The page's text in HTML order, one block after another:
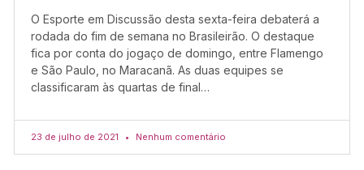
O Esporte em Discussão desta sexta-feira debaterá a
rodada do fim de semana no Brasileirão. O destaque
fica por conta do jogaço de domingo, entre Flamengo
e São Paulo, no Maracanã. As duas equipes se
classificaram às quartas de final…
23 de julho de 2021 Nenhum comentário